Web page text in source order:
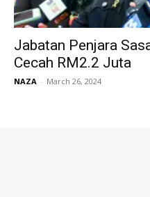
Jabatan Penjara
Cecah RM2.2 Juta
NAZA - March 26, 2024